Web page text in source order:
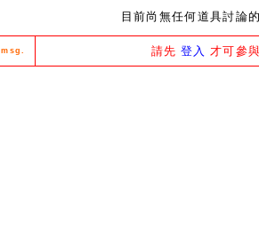
目前尚無任何道具討論
msg. 請先 登入 才可參